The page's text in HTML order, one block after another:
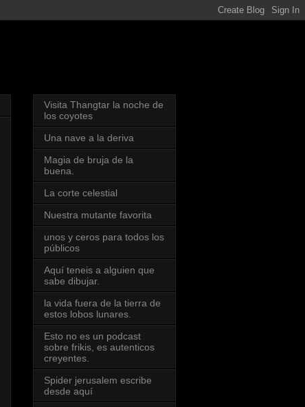
Visita Thangtar la noche de
los coyotes
Una nave a la deriva
Magia de bruja de la
buena.
La corte celestial
Nuestra mutante favorita
unos y ceros para todos los
públicos
Aquí teneis a alguien que
sabe dibujar.
la vida fuera de la tierra de
estos lobos lunares.
Esto no es un podcast
sobre frikis, es autenticos
creyentes.
Spider jerusalem escribe
desde aquí